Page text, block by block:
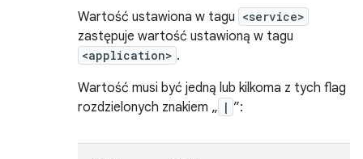
Wartość ustawiona w tagu <service>
zastępuje wartość ustawioną w tagu
<application> .
Wartość musi być jedną lub kilkoma z tych flag
rozdzielonych znakiem „ | ”: